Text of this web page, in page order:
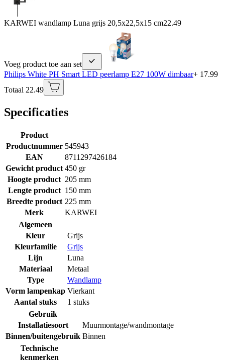
KARWEI wandlamp Luna grijs 20,5x22,5x15 cm22.49
Voeg product toe aan set
Philips White PH Smart LED peerlamp E27 100W dimbaar+ 17.99
Totaal 22.49
Specificaties
Product
Productnummer 545943
EAN
8711297426184
Gewicht product 450 gr
Hoogte product 205 mm
Lengte product 150 mm
Breedte product 225 mm
Merk
KARWEI
Algemeen
Kleur
Grijs
Kleurfamilie
Grijs
Lijn
Luna
Materiaal
Metaal
Type
Wandlamp
Vorm lampenkap Vierkant
Aantal stuks
1 stuks
Gebruik
Installatiesoort
Muurmontage/wandmontage
Binnen/buitengebruik Binnen
Technische
kenmerken